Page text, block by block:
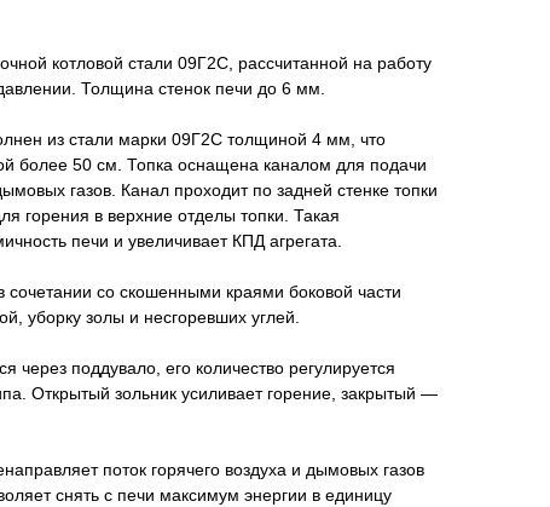
котловой стали 09Г2С, рассчитанной на работу
Толщина стенок печи до 6 мм.
из стали марки 09Г2С толщиной 4 мм, что
более 50 см. Топка оснащена каналом для подачи
газов. Канал проходит по задней стенке топки
горения в верхние отделы топки. Такая
печи и увеличивает КПД агрегата.
со скошенными краями боковой части
уборку золы и несгоревших углей.
через поддувало, его количество регулируется
Открытый зольник усиливает горение, закрытый —
поток горячего воздуха и дымовых газов
снять с печи максимум энергии в единицу